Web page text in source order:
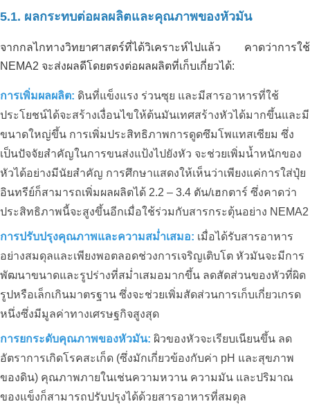
5.1. ผลกระทบต่อผลผลิตและคุณภาพของหัวมัน
จากกลไกทางวิทยาศาสตร์ที่ได้วิเคราะห์ไปแล้ว คาดว่าการใช้
NEMA2 จะส่งผลดีโดยตรงต่อผลผลิตที่เก็บเกี่ยวได้:
การเพิ่มผลผลิต: ดินที่แข็งแรง ร่วนซุย และมีสารอาหารที่ใช้
ประโยชน์ได้จะสร้างเงื่อนไขให้ต้นมันเทศสร้างหัวได้มากขึ้นและมี
ขนาดใหญ่ขึ้น การเพิ่มประสิทธิภาพการดูดซึมโพแทสเซียม ซึ่ง
เป็นปัจจัยสำคัญในการขนส่งแป้งไปยังหัว จะช่วยเพิ่มน้ำหนักของ
หัวได้อย่างมีนัยสำคัญ การศึกษาแสดงให้เห็นว่าเพียงแค่การใส่ปุ๋ย
อินทรีย์ก็สามารถเพิ่มผลผลิตได้ 2.2 – 3.4 ตัน/เฮกตาร์ ซึ่งคาดว่า
ประสิทธิภาพนี้จะสูงขึ้นอีกเมื่อใช้ร่วมกับสารกระตุ้นอย่าง NEMA2
การปรับปรุงคุณภาพและความสม่ำเสมอ: เมื่อได้รับสารอาหาร
อย่างสมดุลและเพียงพอตลอดช่วงการเจริญเติบโต หัวมันจะมีการ
พัฒนาขนาดและรูปร่างที่สม่ำเสมอมากขึ้น ลดสัดส่วนของหัวที่ผิด
รูปหรือเล็กเกินมาตรฐาน ซึ่งจะช่วยเพิ่มสัดส่วนการเก็บเกี่ยวเกรด
หนึ่งซึ่งมีมูลค่าทางเศรษฐกิจสูงสุด
การยกระดับคุณภาพของหัวมัน: ผิวของหัวจะเรียบเนียนขึ้น ลด
อัตราการเกิดโรคสะเก็ด (ซึ่งมักเกี่ยวข้องกับค่า pH และสุขภาพ
ของดิน) คุณภาพภายในเช่นความหวาน ความมัน และปริมาณ
ของแข็งก็สามารถปรับปรุงได้ด้วยสารอาหารที่สมดุล
สารละลายคาร์บอนอินทรีย์สำหรับพื้นที่
บำบัดน้ำเสีย _ โรงงานแปรรูปนม จวงโท –
ทูดึ๊ก – เมือง โฮจิมินห์
การบำบัดสิ่งแวดล้อมอย่างมีประสิทธิผล
สำหรับฟาร์มไก่ 8,000 ตัวในลองอัน – วิธี
แก้ปัญหาที่เป็นรูปธรรมจาก JVSF
ฟาร์ม HOA NANG ประสบความ
สำเร็จในการเพิ่มผลผลิตข้าว ST25